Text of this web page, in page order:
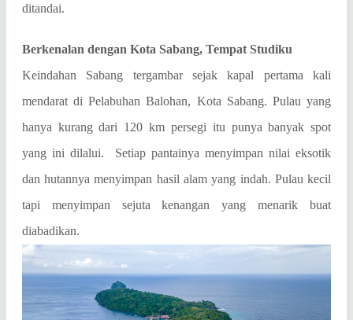
ditandai.
Berkenalan dengan Kota Sabang, Tempat Studiku
Keindahan Sabang tergambar sejak kapal pertama kali
mendarat di Pelabuhan Balohan, Kota Sabang. Pulau yang
hanya kurang dari 120 km persegi itu punya banyak spot
yang ini dilalui.
Setiap pantainya menyimpan nilai eksotik
dan hutannya menyimpan hasil alam yang indah. Pulau kecil
tapi menyimpan sejuta kenangan yang menarik buat
diabadikan.